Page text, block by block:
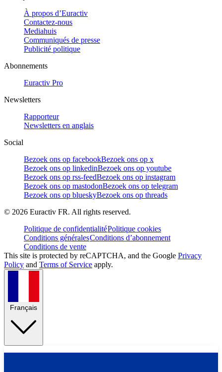
À propos d’Euractiv
Contactez-nous
Mediahuis
Communiqués de presse
Publicité politique
Abonnements
Euractiv Pro
Newsletters
Rapporteur
Newsletters en anglais
Social
Bezoek ons op facebookBezoek ons op x
Bezoek ons op linkedinBezoek ons op youtube
Bezoek ons op rss-feedBezoek ons op instagram
Bezoek ons op mastodonBezoek ons op telegram
Bezoek ons op blueskyBezoek ons op threads
© 2026 Euractiv FR. All rights reserved.
Politique de confidentialitéPolitique cookies
Conditions généralesConditions d’abonnement
Conditions de vente
This site is protected by reCAPTCHA, and the Google Privacy
Policy and Terms of Service apply.
Français